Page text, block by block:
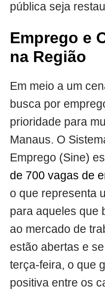
pública seja
Emprego e
na Região
Em meio a um
busca por
prioridade para
Manaus. O
Emprego (Sine)
de 700 vagas de
o que representa
para aqueles que
ao mercado de
estão abertas e
terça-feira, o que
positiva entre os